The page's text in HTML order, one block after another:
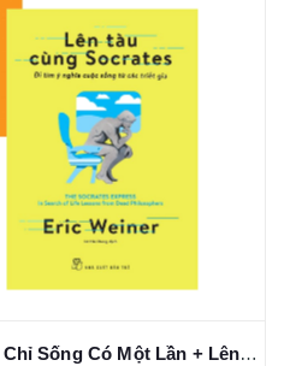
Combo (2 Cuốn Sách) Bạn Chỉ Sống Có Một Lần + Lên Tàu Cùng Socrates - Đi Tìm Ý Nghĩa Cuộc Sống Từ Các Triết Gia